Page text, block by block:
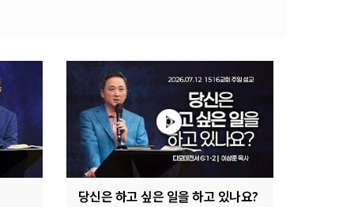
당신은 하고 싶은 일을 하고 있나요?